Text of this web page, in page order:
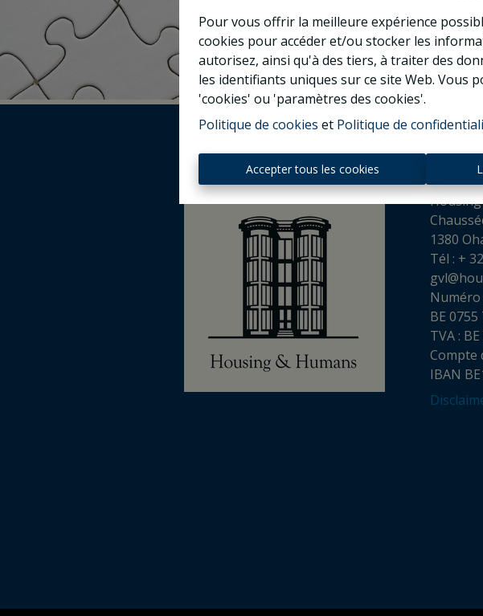
Pour vous offrir la meilleure expérience
cookies pour accéder et/ou stocker les
autorisez, ainsi qu'à des tiers, à traiter des
les identifiants uniques sur ce site Web. Vous
'cookies' ou 'paramètres des cookies'.
Politique de cookies et Politique de
Accepter tous les cookies
1380
Tél : +
Numéro
BE
TVA :
Compte
IBAN